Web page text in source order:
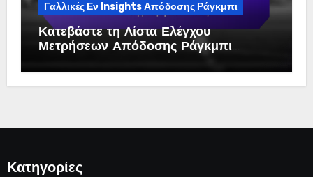
Γαλλικές Εν Insights Απόδοσης Ράγκμπι
Κατεβάστε τη Λίστα Ελέγχου
Μετρήσεων Απόδοσης Ράγκμπι
Κατηγορίες